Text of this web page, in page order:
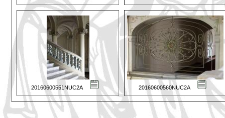
20160600551NUC2A 20160600560NUC2A